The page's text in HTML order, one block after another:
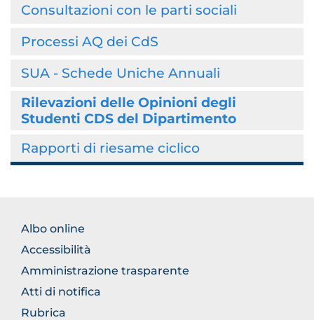
Consultazioni con le parti sociali
Processi AQ dei CdS
SUA - Schede Uniche Annuali
Rilevazioni delle Opinioni degli
Studenti CDS del Dipartimento
Rapporti di riesame ciclico
BROWSE
THE
SECTION
Albo online
Accessibilità
Amministrazione trasparente
Atti di notifica
Rubrica